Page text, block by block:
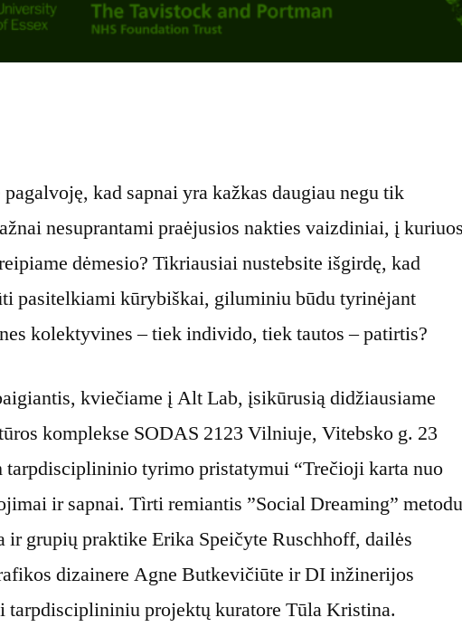
pagalvoję, kad sapnai yra kažkas daugiau negu tik
nesuprantami praėjusios nakties vaizdiniai, į kuriuos
dėmesio? Tikriausiai nustebsite išgirdę, kad
pasitelkiami kūrybiškai, giluminiu būdu tyrinėjant
kolektyvines – tiek individo, tiek tautos – patirtis?
kviečiame į Alt Lab, įsikūrusią didžiausiame
komplekse SODAS 2123 Vilniuje, Vitebsko g. 23
tarpdisciplininio tyrimo pristatymui “Trečioji karta nuo
ir sapnai. Tìrti remiantis ”Social Dreaming”
ir grupių praktike Erika Speičyte Ruschhoff, dailės
dizainere Agne Butkevičiūte ir DI inžinerijos
tarpdisciplininiu projektų kuratore Tūla Kristina.